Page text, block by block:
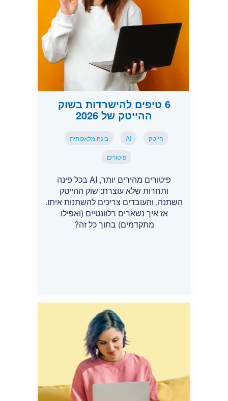
6 טיפים להישרדות בשוק
ההייטק של 2026
הייטק AI בינה מלאכותית
פיטורים
פיטורים מהירים יותר, AI בכל פינה
ותחרות שלא עוצרת: שוק ההייטק
השתנה, והעובדים צריכים להשתנות איתו.
אז איך נשארים רלוונטיים (ואפילו
מתקדמים) בתוך כל זה?